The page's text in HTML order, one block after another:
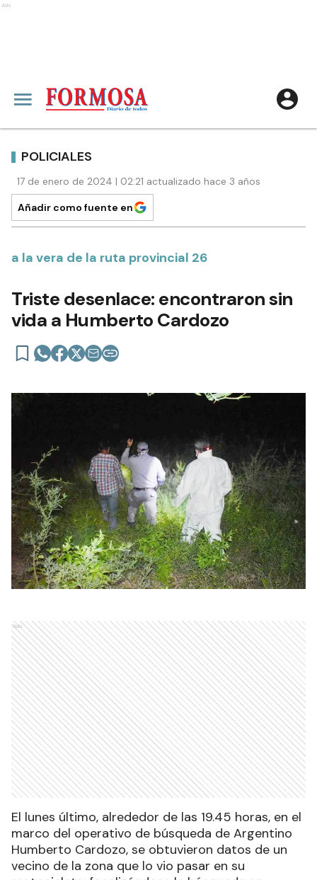
Ads
POLICIALES
17 de enero de 2024 | 02:21 actualizado hace 3 años
Añadir como fuente en
a la vera de la ruta provincial 26
Triste desenlace: encontraron sin
vida a Humberto Cardozo
Ads
El lunes último, alrededor de las 19.45 horas, en el
marco del operativo de búsqueda de Argentino
Humberto Cardozo, se obtuvieron datos de un
vecino de la zona que lo vio pasar en su